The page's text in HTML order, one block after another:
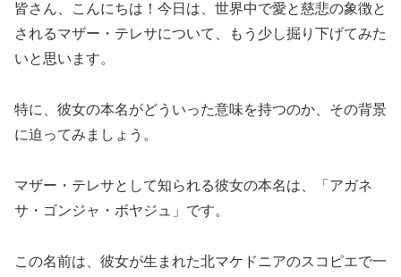
皆さん、こんにちは！今日は、世界中で愛と慈悲の象徴と
されるマザー・テレサについて、もう少し掘り下げてみた
いと思います。
特に、彼女の本名がどういった意味を持つのか、その背景
に迫ってみましょう。
マザー・テレサとして知られる彼女の本名は、「アガネ
サ・ゴンジャ・ボヤジュ」です。
この名前は、彼女が生まれた北マケドニアのスコピエで一